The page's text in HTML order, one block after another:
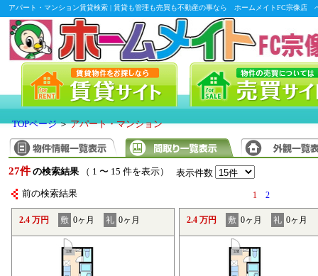
アパート・マンション賃貸検索 | 賃貸も管理も売買も不動産の事なら ホームメイトFC宗像店
TOPページ＞アパート・マンション
27件 の検索結果 （ 1 〜 15 件を表示） 表示件数
前の検索結果 1 2
2.4 万円 敷 0ヶ月 礼 0ヶ月 2.4 万円 敷 0ヶ月 礼 0ヶ月